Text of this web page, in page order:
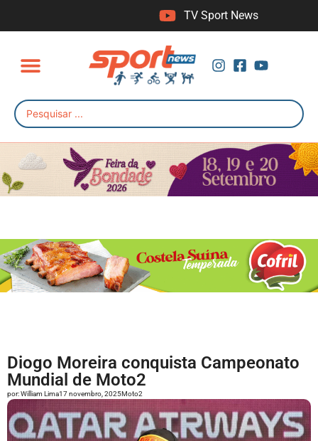
TV Sport News
Diogo Moreira conquista Campeonato
Mundial de Moto2
por:William Lima17 novembro, 2025Moto2